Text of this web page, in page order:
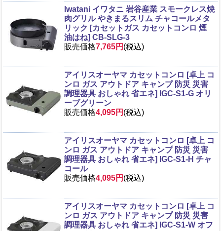
Iwatani イワタニ 岩谷産業 スモークレス焼
肉グリル やきまるスリム チャコールメタ
リック [カセットガス カセットコンロ 煙
油はね] CB-SLG-3
販売価格7,765円 (税込)
アイリスオーヤマ カセットコンロ [卓上 コ
ンロ ガス アウトドア キャンプ 防災 災害
調理器具 おしゃれ 省エネ] IGC-S1-G オリ
ーブグリーン
販売価格4,095円 (税込)
アイリスオーヤマ カセットコンロ [卓上 コ
ンロ ガス アウトドア キャンプ 防災 災害
調理器具 おしゃれ 省エネ] IGC-S1-H チャ
コール
販売価格4,095円 (税込)
アイリスオーヤマ カセットコンロ [卓上 コ
ンロ ガス アウトドア キャンプ 防災 災害
調理器具 おしゃれ 省エネ] IGC-S1-W オフ